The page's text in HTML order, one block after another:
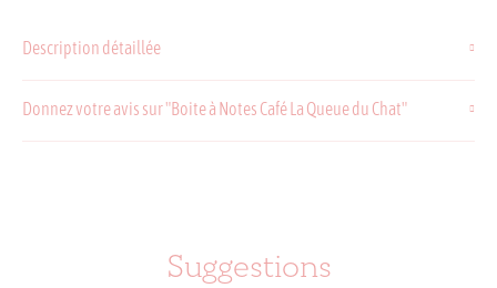
Notes
Queue
Description détaillée
Donnez votre avis sur "Boite à Notes Café La Queue du Chat"
Suggestions